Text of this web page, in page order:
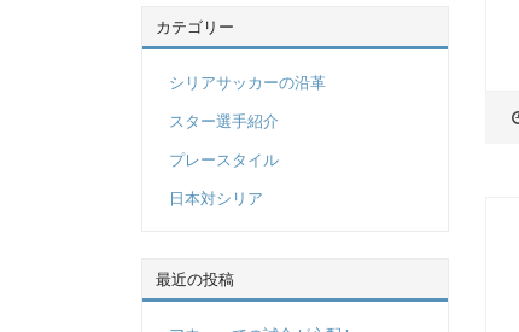
カテゴリー
シリアサッカーの沿革
スター選手紹介
プレースタイル
日本対シリア
最近の投稿